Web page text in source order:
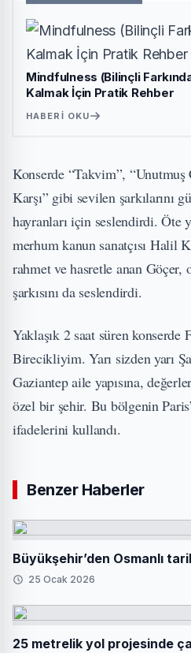
Mindfulness (Bilinçli
Kalmak İçin Pratik Rehber
HABERI OKU
Konserde “Takvim”,
Karşı” gibi sevilen şarkılarını
hayranları için seslendirdi. Öte
merhum kanun sanatçısı Halil
rahmet ve hasretle anan
şarkısını da seslendirdi.
Yaklaşık 2 saat süren konserde
Birecikliyim. Yarı sizden yarı
Gaziantep aile yapısına,
özel bir şehir. Bu bölgenin
ifadelerini kullandı.
Benzer Haberler
Büyükşehir’den Osmanlı
25 Ocak 2026
25 metrelik yol projesinde